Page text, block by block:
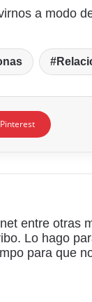
a modo
Pinterest
entre otras
Lo hago
para que